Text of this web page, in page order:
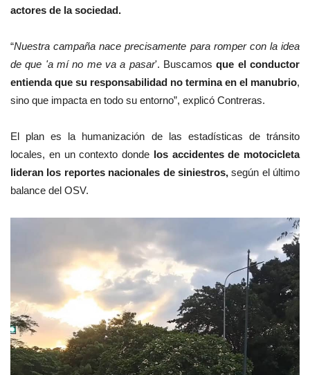
actores de la sociedad.
“Nuestra campaña nace precisamente para romper con la idea
de que 'a mí no me va a pasar'. Buscamosque el conductor
entienda que su responsabilidad no termina en el manubrio,
sino que impacta en todo su entorno”, explicó Contreras.
El plan es la humanización de las estadísticas de tránsito
locales, en un contexto donde los accidentes de motocicleta
lideran los reportes nacionales de siniestros,según el último
balance del OSV.